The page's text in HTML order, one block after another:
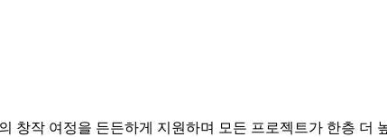
창작 여정을 든든하게 지원하며 모든 프로젝트가 한층 더